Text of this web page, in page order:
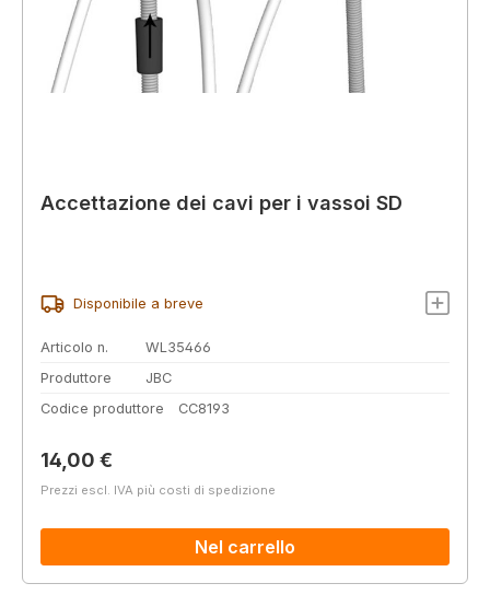
Accettazione dei cavi per i vassoi SD
Disponibile a breve
Articolo n.
WL35466
Produttore
JBC
Codice produttore
CC8193
Prezzo normale:
14,00 €
Prezzi escl. IVA più costi di spedizione
Nel carrello